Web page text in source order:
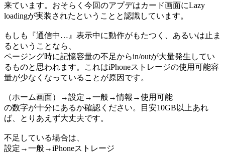
来ています。おそらく今回のアプデはカード画面にLazy
loadingが実装されたということと認識しています。
もしも『通信中…』表示中に動作がもたつく、あるいは止ま
るということなら、
ページング時に記憶容量の不足からin/outが大量発生してい
るものと思われます。これはiPhoneストレージの使用可能容
量が少なくなっていることが原因です。
（ホーム画面）→設定→一般→情報→使用可能
の数字が十分にあるか確認ください。目安10GB以上あれ
ば、とりあえず大丈夫です。
不足している場合は、
設定→一般→iPhoneストレージ